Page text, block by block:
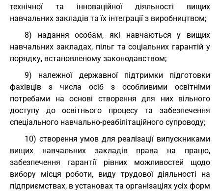
технічної та інноваційної діяльності вищих
навчальних закладів та їх інтеграції з виробництвом;
8) надання особам, які навчаються у вищих
навчальних закладах, пільг та соціальних гарантій у
порядку, встановленому законодавством;
9) належної державної підтримки підготовки
фахівців з числа осіб з особливими освітніми
потребами на основі створення для них вільного
доступу до освітнього процесу та забезпечення
спеціального навчально-реабілітаційного супроводу;
10) створення умов для реалізації випускниками
вищих навчальних закладів права на працю,
забезпечення гарантії рівних можливостей щодо
вибору місця роботи, виду трудової діяльності на
підприємствах, в установах та організаціях усіх форм